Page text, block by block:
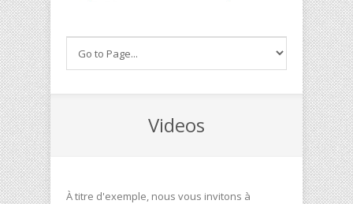
Videos
À titre d'exemple, nous vous invitons à